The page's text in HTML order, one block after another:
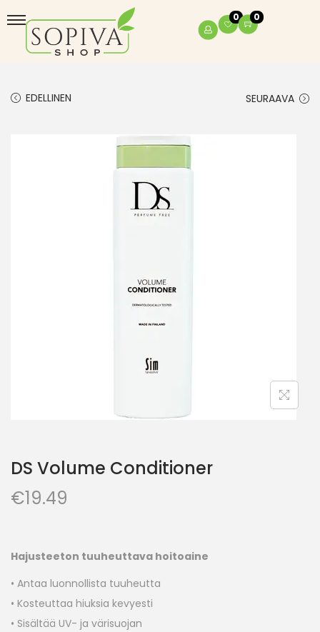
0 0
EDELLINEN SEURAAVA
DS Volume Conditioner
€19.49
Hajusteeton tuuheuttava hoitoaine
• Antaa luonnollista tuuheutta
• Kosteuttaa hiuksia kevyesti
• Sisältää UV- ja värisuojan